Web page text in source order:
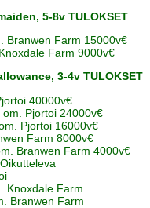
5-8v TULOKSET
Branwen Farm 15000v€
Farm 9000v€
3-4v TULOKSET
40000v€
Pjortoi 24000v€
Pjortoi 16000v€
Farm 8000v€
Branwen Farm 4000v€
Knoxdale Farm
Branwen Farm